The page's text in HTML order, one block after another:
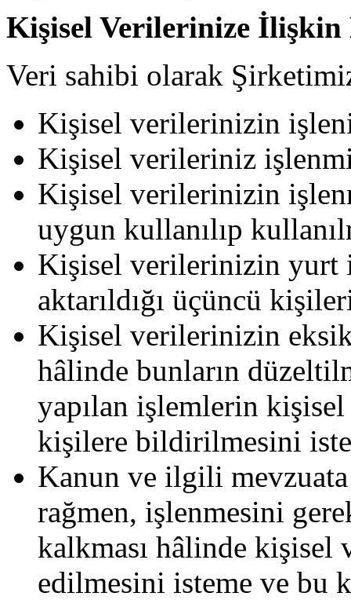
Kişisel Verilerinize İlişkin
Veri sahibi olarak
Kişisel verilerinizin
Kişisel verileriniz
Kişisel verilerinizin
uygun kullanılıp
Kişisel verilerinizin yurt
aktarıldığı üçüncü
Kişisel verilerinizin
hâlinde bunların
yapılan işlemlerin
kişilere bildirilmesini
Kanun ve ilgili
rağmen, işlenmesini
kalkması hâlinde
edilmesini isteme ve bu